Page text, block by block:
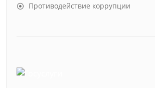
Противодействие коррупции